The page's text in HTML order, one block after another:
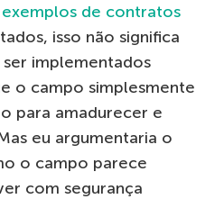
exemplos de contratos
isso não significa
implementados
o campo simplesmente
para amadurecer e
eu argumentaria o
o campo parece
com segurança